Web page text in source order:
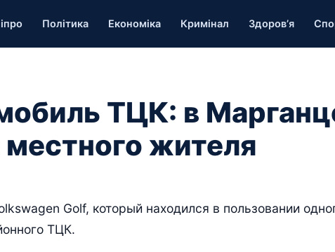
Політика Економіка Кримінал Здоров’я
ТЦК: в
жителя
Golf, который находился в пользовании
ТЦК.